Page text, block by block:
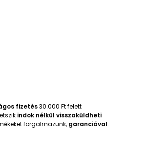
fizetés30.000 Ft felett
indok nélkül visszaküldheti
forgalmazunk, garanciával.